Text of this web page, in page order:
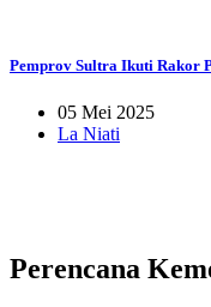
Pemprov Sultra Ikuti Rakor
05 Mei 2025
La Niati
Perencana